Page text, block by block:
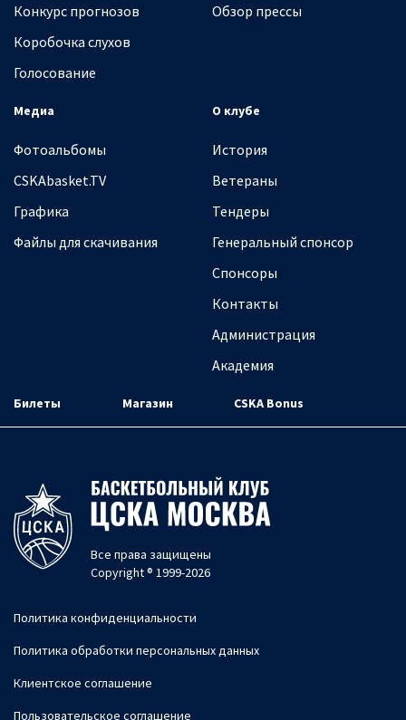
Конкурс прогнозов
Коробочка слухов
Голосование
Обзор прессы
Медиа
Фотоальбомы
CSKAbasket.TV
Графика
Файлы для скачивания
О клубе
История
Ветераны
Тендеры
Генеральный спонсор
Спонсоры
Контакты
Администрация
Академия
Билеты Магазин CSKA Bonus
Все права защищены
Copyright ® 1999-2026
Политика конфиденциальности
Политика обработки персональных данных
Клиентское соглашение
Пользовательское соглашение